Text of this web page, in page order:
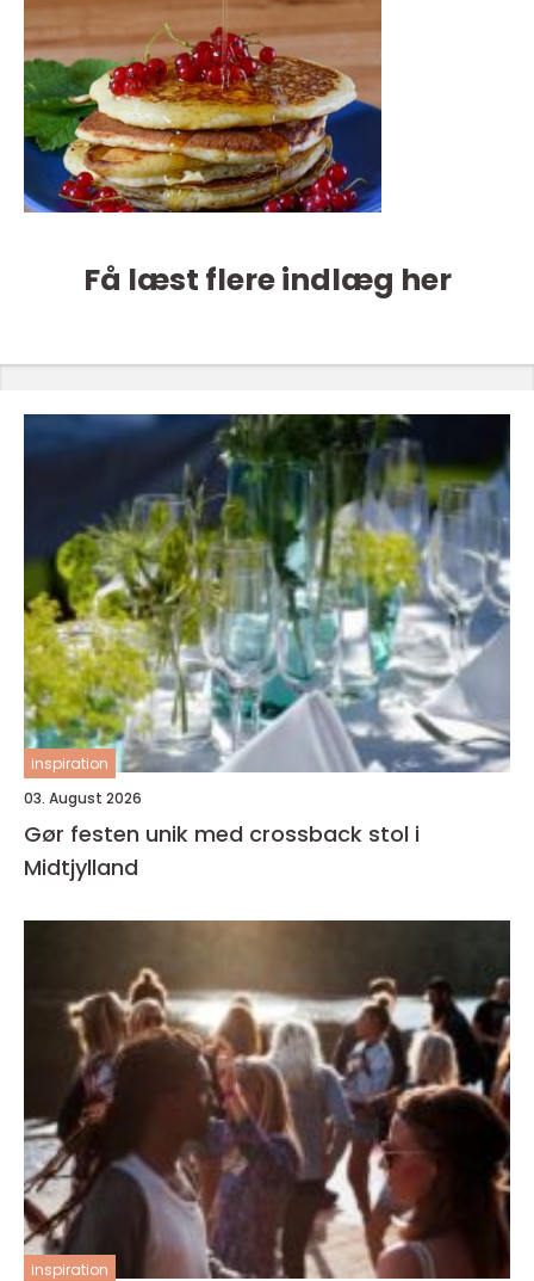
Få læst flere indlæg her
inspiration
03. August 2026
Gør festen unik med crossback stol i
Midtjylland
inspiration